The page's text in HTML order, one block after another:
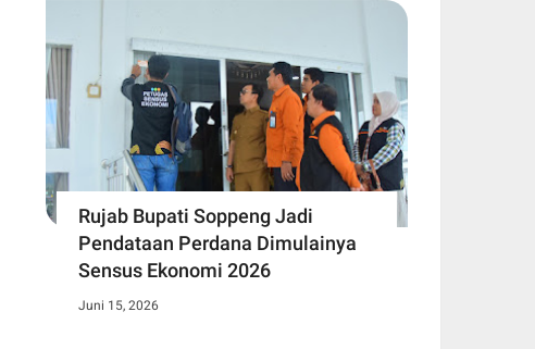
Rujab Bupati Soppeng Jadi
Pendataan Perdana Dimulainya
Sensus Ekonomi 2026
Juni 15, 2026